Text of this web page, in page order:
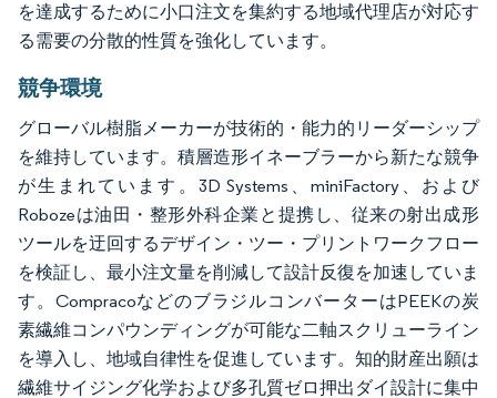
を達成するために小口注文を集約する地域代理店が対応す
る需要の分散的性質を強化しています。
競争環境
グローバル樹脂メーカーが技術的・能力的リーダーシップ
を維持しています。積層造形イネーブラーから新たな競争
が生まれています。3D Systems、miniFactory、および
Robozeは油田・整形外科企業と提携し、従来の射出成形
ツールを迂回するデザイン・ツー・プリントワークフロー
を検証し、最小注文量を削減して設計反復を加速していま
す。CompracoなどのブラジルコンバーターはPEEKの炭
素繊維コンパウンディングが可能な二軸スクリューライン
を導入し、地域自律性を促進しています。知的財産出願は
繊維サイジング化学および多孔質ゼロ押出ダイ設計に集中